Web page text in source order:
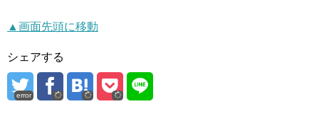
▲画面先頭に移動
シェアする
error